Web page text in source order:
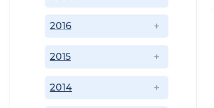
2014
2015
2016